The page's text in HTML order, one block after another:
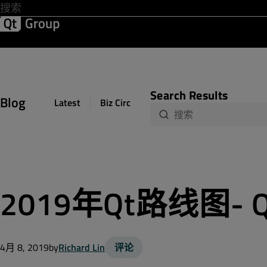
Blog Latest Biz Circuit Dev Loop Design
Search Results
2019年Qt路线图-
4月 8, 2019byRichard Lin 评论